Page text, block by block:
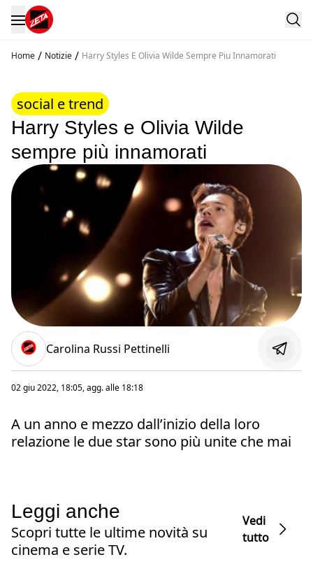
Home / Notizie / Harry Styles E Olivia Wilde Sempre Piu Innamorati
social e trend
Harry Styles e Olivia Wilde
sempre più innamorati
Carolina Russi Pettinelli
02 giu 2022, 18:05, agg. alle 18:18
A un anno e mezzo dall’inizio della loro
relazione le due star sono più unite che mai
Leggi anche
Scopri tutte le ultime novità su
cinema e serie TV.
Vedi
tutto